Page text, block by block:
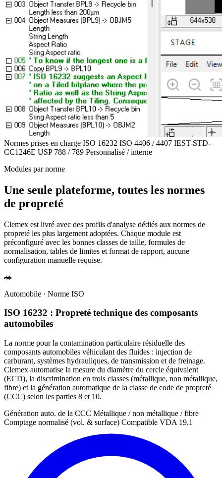
Normes prises en charge ISO 16232 ISO 4406 / 4407 IEST-STD-
CC1246E USP 788 / 789 Personnalisé / interne
Modules par norme
Une seule plateforme, toutes les normes
de propreté
Clemex est livré avec des profils d'analyse dédiés aux normes de
propreté les plus largement adoptées. Chaque module est
préconfiguré avec les bonnes classes de taille, formules de
normalisation, tables de limites et format de rapport, aucune
configuration manuelle requise.
🚗
Automobile · Norme ISO
ISO 16232 : Propreté technique des composants
automobiles
La norme pour la contamination particulaire résiduelle des
composants automobiles véhiculant des fluides : injection de
carburant, systèmes hydrauliques, de transmission et de freinage.
Clemex automatise la mesure du diamètre du cercle équivalent
(ECD), la discrimination en trois classes (métallique, non métallique,
fibre) et la génération automatique de la classe de code de propreté
(CCC) selon les parties 8 et 10.
Génération auto. de la CCC Métallique / non métallique / fibre
Comptage normalisé (vol. & surface) Compatible VDA 19.1